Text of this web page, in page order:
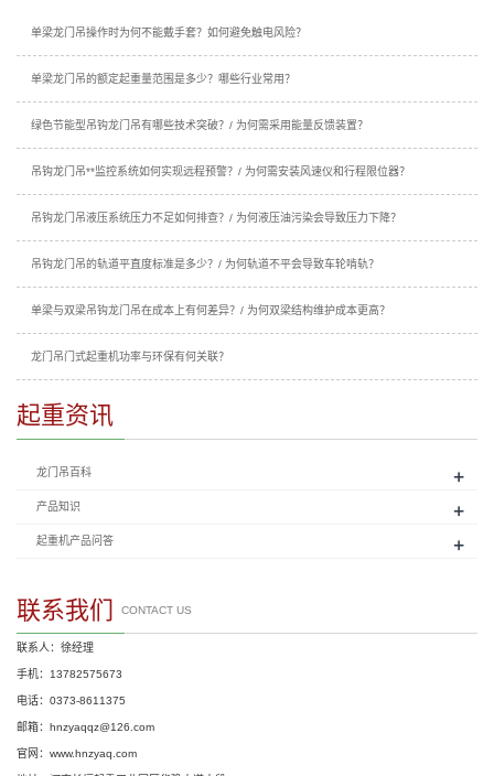
单梁龙门吊操作时为何不能戴手套？如何避免触电风险？
单梁龙门吊的额定起重量范围是多少？哪些行业常用？
绿色节能型吊钩龙门吊有哪些技术突破？/ 为何需采用能量反馈装置？
吊钩龙门吊**监控系统如何实现远程预警？/ 为何需安装风速仪和行程限位器？
吊钩龙门吊液压系统压力不足如何排查？/ 为何液压油污染会导致压力下降？
吊钩龙门吊的轨道平直度标准是多少？/ 为何轨道不平会导致车轮啃轨？
单梁与双梁吊钩龙门吊在成本上有何差异？/ 为何双梁结构维护成本更高？
龙门吊门式起重机功率与环保有何关联？
起重资讯
龙门吊百科 +
产品知识 +
起重机产品问答 +
联系我们 CONTACT US
联系人：徐经理
手机：13782575673
电话：0373-8611375
邮箱：hnzyaqqz@126.com
官网：www.hnzyaq.com